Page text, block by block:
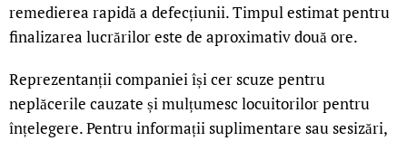
remedierea rapidă a defecțiunii. Timpul estimat pentru
finalizarea lucrărilor este de aproximativ două ore.
Reprezentanții companiei își cer scuze pentru
neplăcerile cauzate și mulțumesc locuitorilor pentru
înțelegere. Pentru informații suplimentare sau sesizări,